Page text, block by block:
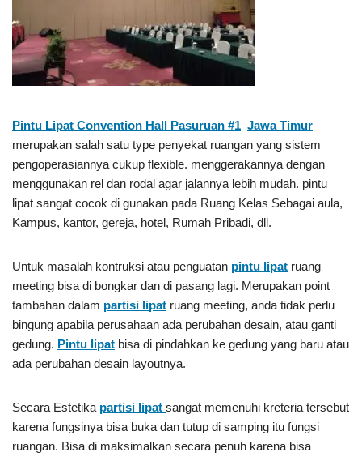
Pintu Lipat Convention Hall Pasuruan #1 Jawa Timur
merupakan salah satu type penyekat ruangan yang sistem
pengoperasiannya cukup flexible. menggerakannya dengan
menggunakan rel dan rodal agar jalannya lebih mudah. pintu
lipat sangat cocok di gunakan pada Ruang Kelas Sebagai aula,
Kampus, kantor, gereja, hotel, Rumah Pribadi, dll.
Untuk masalah kontruksi atau penguatan pintu lipat ruang
meeting bisa di bongkar dan di pasang lagi. Merupakan point
tambahan dalam partisi lipat ruang meeting, anda tidak perlu
bingung apabila perusahaan ada perubahan desain, atau ganti
gedung. Pintu lipat bisa di pindahkan ke gedung yang baru atau
ada perubahan desain layoutnya.
Secara Estetika partisi lipat sangat memenuhi kreteria tersebut
karena fungsinya bisa buka dan tutup di samping itu fungsi
ruangan. Bisa di maksimalkan secara penuh karena bisa